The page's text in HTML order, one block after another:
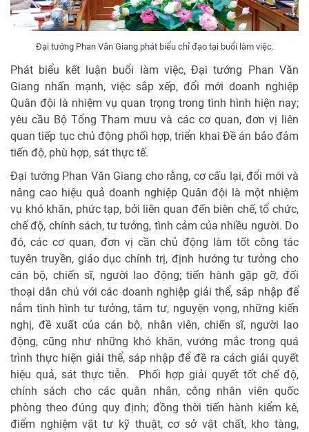
Đại tướng Phan Văn Giang phát biểu chỉ đạo tại buổi làm việc.
Phát biểu kết luận buổi làm việc, Đại tướng Phan Văn
Giang nhấn mạnh, việc sắp xếp, đổi mới doanh nghiệp
Quân đội là nhiệm vụ quan trọng trong tình hình hiện nay;
yêu cầu Bộ Tổng Tham mưu và các cơ quan, đơn vị liên
quan tiếp tục chủ động phối hợp, triển khai Đề án bảo đảm
tiến độ, phù hợp, sát thực tế.
Đại tướng Phan Văn Giang cho rằng, cơ cấu lại, đổi mới và
nâng cao hiệu quả doanh nghiệp Quân đội là một nhiệm
vụ khó khăn, phức tạp, bởi liên quan đến biên chế, tổ chức,
chế độ, chính sách, tư tưởng, tình cảm của nhiều người. Do
đó, các cơ quan, đơn vị cần chủ động làm tốt công tác
tuyên truyền, giáo dục chính trị, định hướng tư tưởng cho
cán bộ, chiến sĩ, người lao động; tiến hành gặp gỡ, đối
thoại dân chủ với các doanh nghiệp giải thể, sáp nhập để
nắm tình hình tư tưởng, tâm tư, nguyện vọng, những kiến
nghị, đề xuất của cán bộ, nhân viên, chiến sĩ, người lao
động, cũng như những khó khăn, vướng mắc trong quá
trình thực hiện giải thể, sáp nhập để đề ra cách giải quyết
hiệu quả, sát thực tiễn. Phối hợp giải quyết tốt chế độ,
chính sách cho các quân nhân, công nhân viên quốc
phòng theo đúng quy định; đồng thời tiến hành kiểm kê,
điểm nghiệm vật tư kỹ thuật, cơ sở vật chất, kho tàng,